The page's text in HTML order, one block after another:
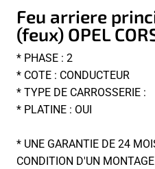
Feu arriere
(feux) OPEL
* PHASE : 2
* COTE : CONDUCTEUR
* TYPE DE CARROSSERIE :
* PLATINE : OUI
* UNE GARANTIE DE 24
CONDITION D'UN